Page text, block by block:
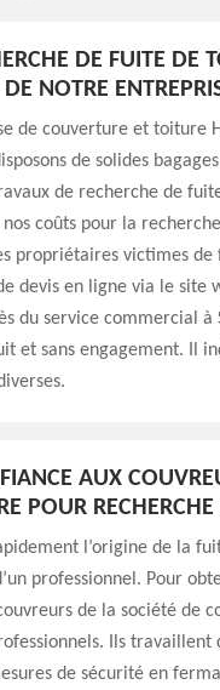
DE FUITE DE
NOTRE
de couverture et toiture
de solides
de recherche de
coûts pour la
propriétaires victimes
devis en ligne via le site
du service commercial à
et sans engagement. Il
AUX
POUR
l’origine de la
professionnel. Pour
de la société de
Ils travaillent
de sécurité en